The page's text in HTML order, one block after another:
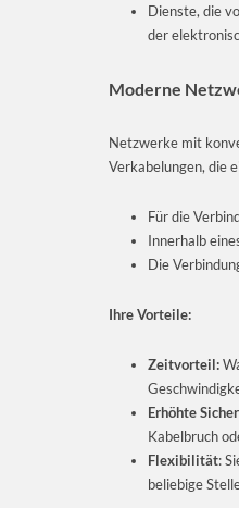
Dienste, die
der
Moderne
Netzwerke mit
Verkabelungen, die
Für die
Innerhalb
Die
Ihre Vorteile:
Zeitvorteil:
Erhöhte
Kabelbruch
Flexibilität:
beliebige